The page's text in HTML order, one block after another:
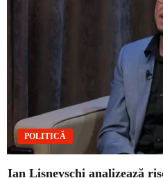
POLITICĂ
Ian Lisnevschi analizează